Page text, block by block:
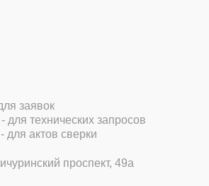
заявок
- для технических запросов
- для актов сверки
проспект, 49а